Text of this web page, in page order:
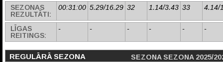
SEZONAS
REZULTĀTI:
00:31:00 5.29/16.29 32 1.14/3.43 33 4.14/
LĪGAS
REITINGS:
- - - - - -
REGULĀRĀ SEZONA
SEZONA SEZONA 2025/